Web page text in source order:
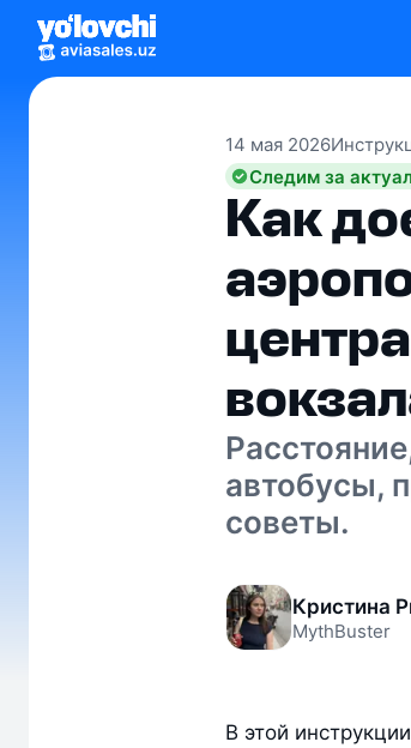
14 мая 2026
Следим за
Как
автобусы,
советы.
Кристина
MythBuster
В этой